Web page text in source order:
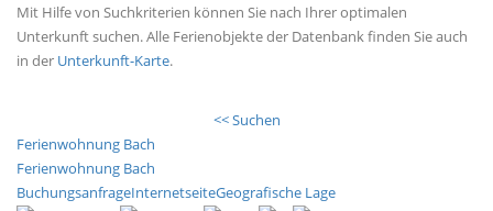
Mit Hilfe von Suchkriterien können Sie nach Ihrer optimalen
Unterkunft suchen. Alle Ferienobjekte der Datenbank finden Sie auch
in der Unterkunft-Karte.
<< Suchen
Ferienwohnung Bach
Ferienwohnung Bach
BuchungsanfrageInternetseiteGeografische Lage